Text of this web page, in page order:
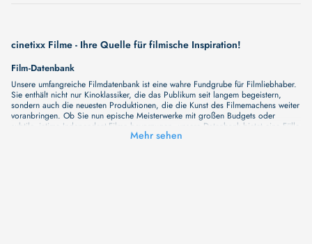
cinetixx Filme - Ihre Quelle für filmische Inspiration!
Film-Datenbank
Unsere umfangreiche Filmdatenbank ist eine wahre Fundgrube für Filmliebhaber.
Sie enthält nicht nur Kinoklassiker, die das Publikum seit langem begeistern,
sondern auch die neuesten Produktionen, die die Kunst des Filmemachens weiter
voranbringen. Ob Sie nun epische Meisterwerke mit großen Budgets oder
subtile, intime Independent-Filme bevorzugen, unsere Datenbank bietet eine Fülle
von Inhalten, die Ihr Herz und Ihren Geist berühren werden. Beim Durchstöbern
Mehr sehen